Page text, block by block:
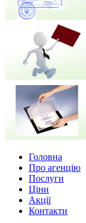
Головна
Про агенцію
Послуги
Ціни
Акції
Контакти